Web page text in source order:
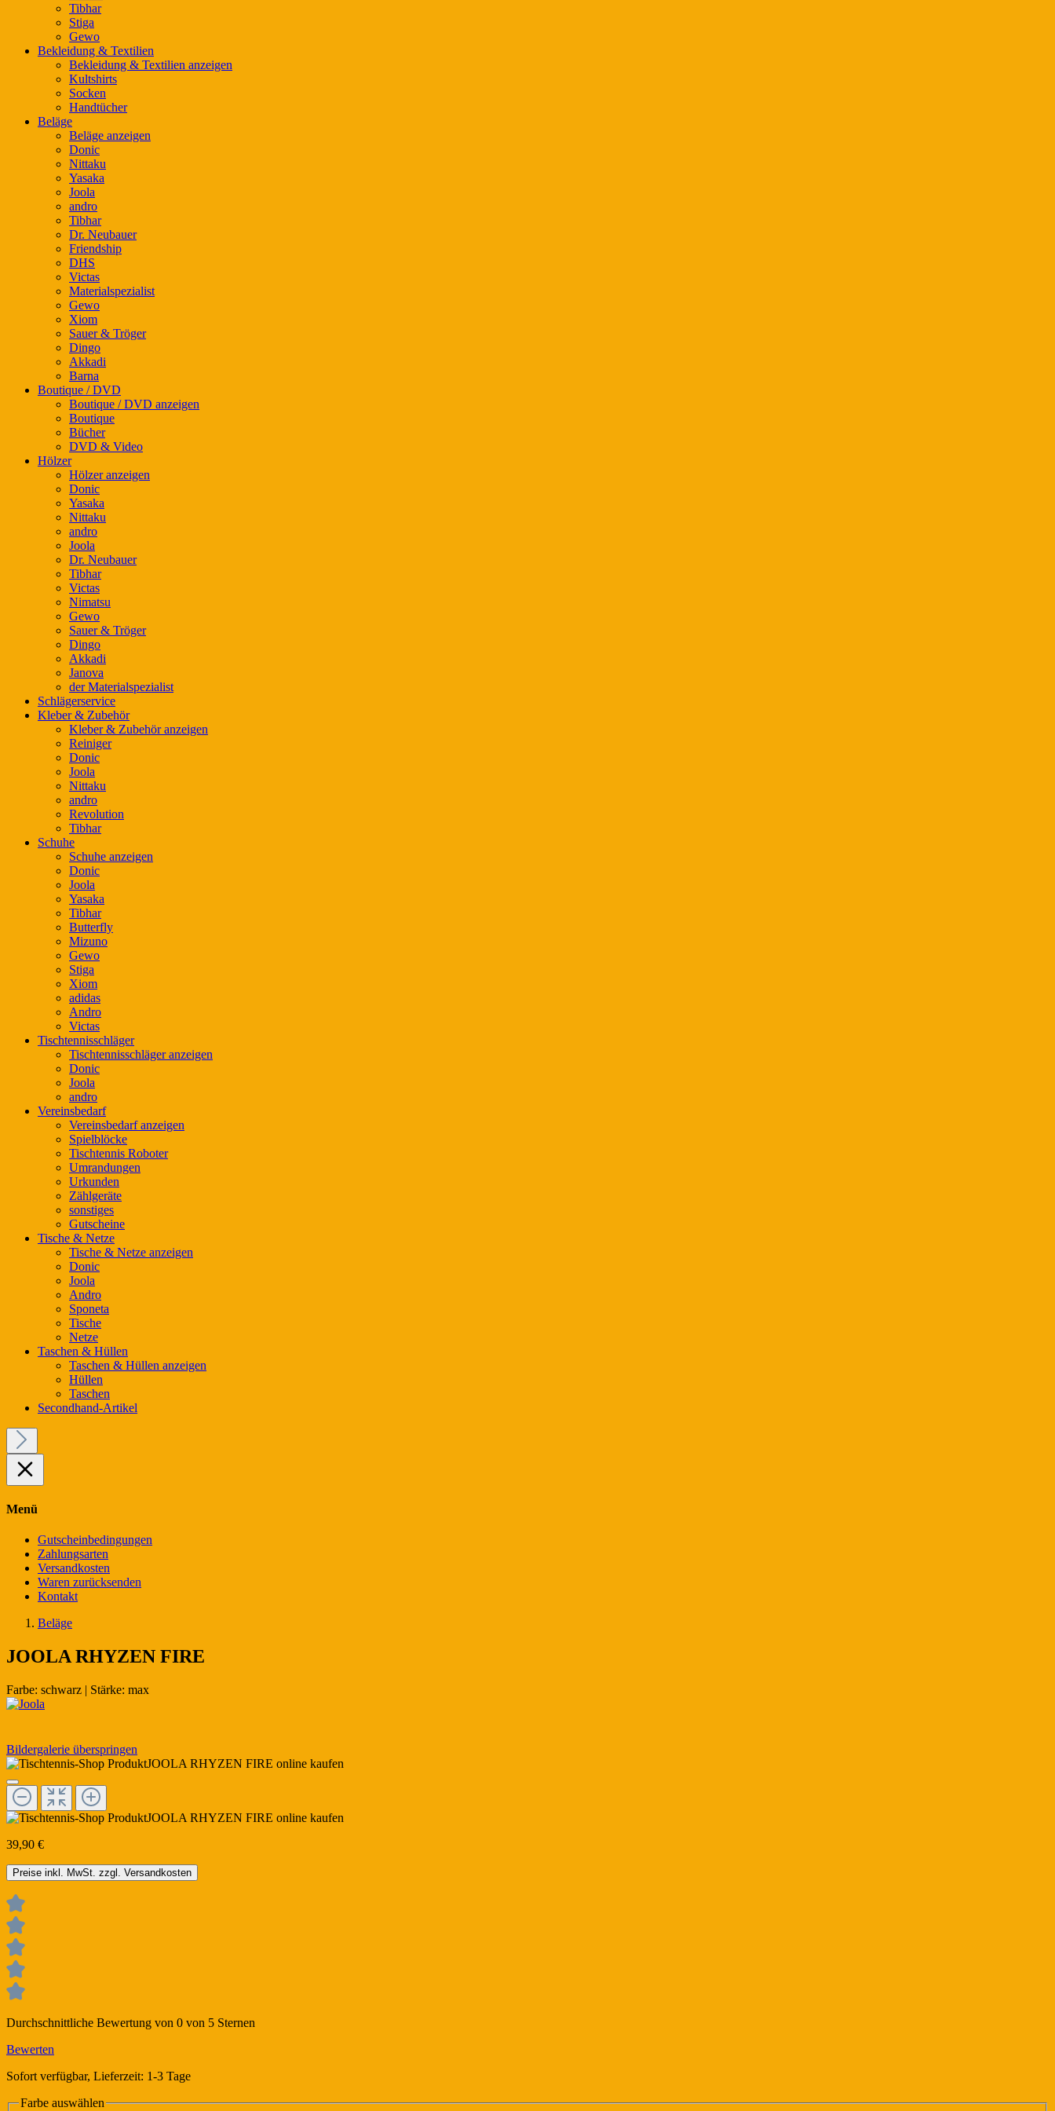
Tibhar
Stiga
Gewo
Bekleidung & Textilien
Bekleidung & Textilien anzeigen
Kultshirts
Socken
Handtücher
Beläge
Beläge anzeigen
Donic
Nittaku
Yasaka
Joola
andro
Tibhar
Dr. Neubauer
Friendship
DHS
Victas
Materialspezialist
Gewo
Xiom
Sauer & Tröger
Dingo
Akkadi
Barna
Boutique / DVD
Boutique / DVD anzeigen
Boutique
Bücher
DVD & Video
Hölzer
Hölzer anzeigen
Donic
Yasaka
Nittaku
andro
Joola
Dr. Neubauer
Tibhar
Victas
Nimatsu
Gewo
Sauer & Tröger
Dingo
Akkadi
Janova
der Materialspezialist
Schlägerservice
Kleber & Zubehör
Kleber & Zubehör anzeigen
Reiniger
Donic
Joola
Nittaku
andro
Revolution
Tibhar
Schuhe
Schuhe anzeigen
Donic
Joola
Yasaka
Tibhar
Butterfly
Mizuno
Gewo
Stiga
Xiom
adidas
Andro
Victas
Tischtennisschläger
Tischtennisschläger anzeigen
Donic
Joola
andro
Vereinsbedarf
Vereinsbedarf anzeigen
Spielblöcke
Tischtennis Roboter
Umrandungen
Urkunden
Zählgeräte
sonstiges
Gutscheine
Tische & Netze
Tische & Netze anzeigen
Donic
Joola
Andro
Sponeta
Tische
Netze
Taschen & Hüllen
Taschen & Hüllen anzeigen
Hüllen
Taschen
Secondhand-Artikel
Menü
Gutscheinbedingungen
Zahlungsarten
Versandkosten
Waren zurücksenden
Kontakt
Beläge
JOOLA RHYZEN FIRE
Farbe: schwarz | Stärke: max
Bildergalerie überspringen
39,90 €
Preise inkl. MwSt. zzgl. Versandkosten
Durchschnittliche Bewertung von 0 von 5 Sternen
Bewerten
Sofort verfügbar, Lieferzeit: 1-3 Tage
Farbe auswählen